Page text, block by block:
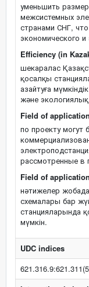
уменьшить
межсистемных
странами СНГ,
экономического
Efficiency (in
шекаралас
қосалқы
азайтуға
және экологиялық
Field of
по проекту могут
рассмотренные в
Field of
нәтижелер
схемалары бар
станцияларында
мүмкін.
UDC indices